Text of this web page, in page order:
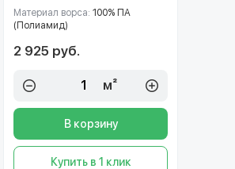
Материал ворса:100% ПА
(Полиамид)
2 925 руб.
м²
В корзину
Купить в 1 клик